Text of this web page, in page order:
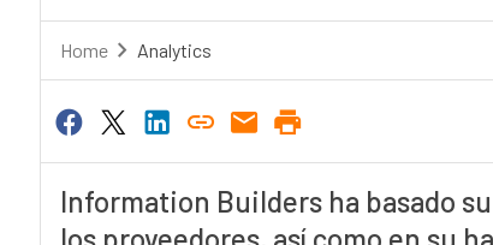
Home Analytics
Information Builders ha basado